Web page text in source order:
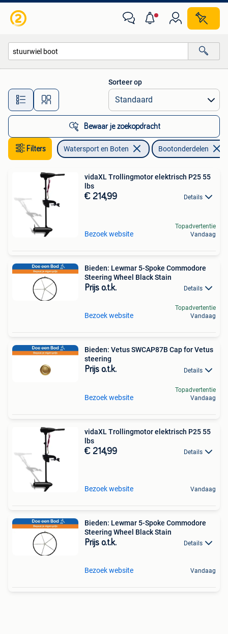
Alle afstanden…
Sorteer op
Bewaar je zoekopdracht
Filters Watersport en Boten Bootonderdelen
vidaXL Trollingmotor elektrisch P25 55
lbs
€ 214,99 Details
Bezoek website
Topadvertentie
Vandaag
Bieden: Lewmar 5-Spoke Commodore
Steering Wheel Black Stain
Prijs o.t.k. Details
Bezoek website
Topadvertentie
Vandaag
Bieden: Vetus SWCAP87B Cap for Vetus
steering
Prijs o.t.k. Details
Bezoek website
Topadvertentie
Vandaag
vidaXL Trollingmotor elektrisch P25 55
lbs
€ 214,99 Details
Bezoek website Vandaag
Bieden: Lewmar 5-Spoke Commodore
Steering Wheel Black Stain
Prijs o.t.k. Details
Bezoek website Vandaag